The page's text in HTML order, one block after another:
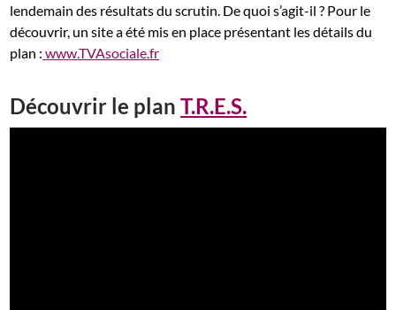
lendemain des résultats du scrutin. De quoi s’agit-il ? Pour le
découvrir, un site a été mis en place présentant les détails du
plan : www.TVAsociale.fr
Découvrir le planT.R.E.S.